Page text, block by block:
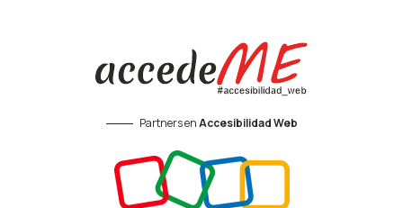
Partners enAccesibilidad Web